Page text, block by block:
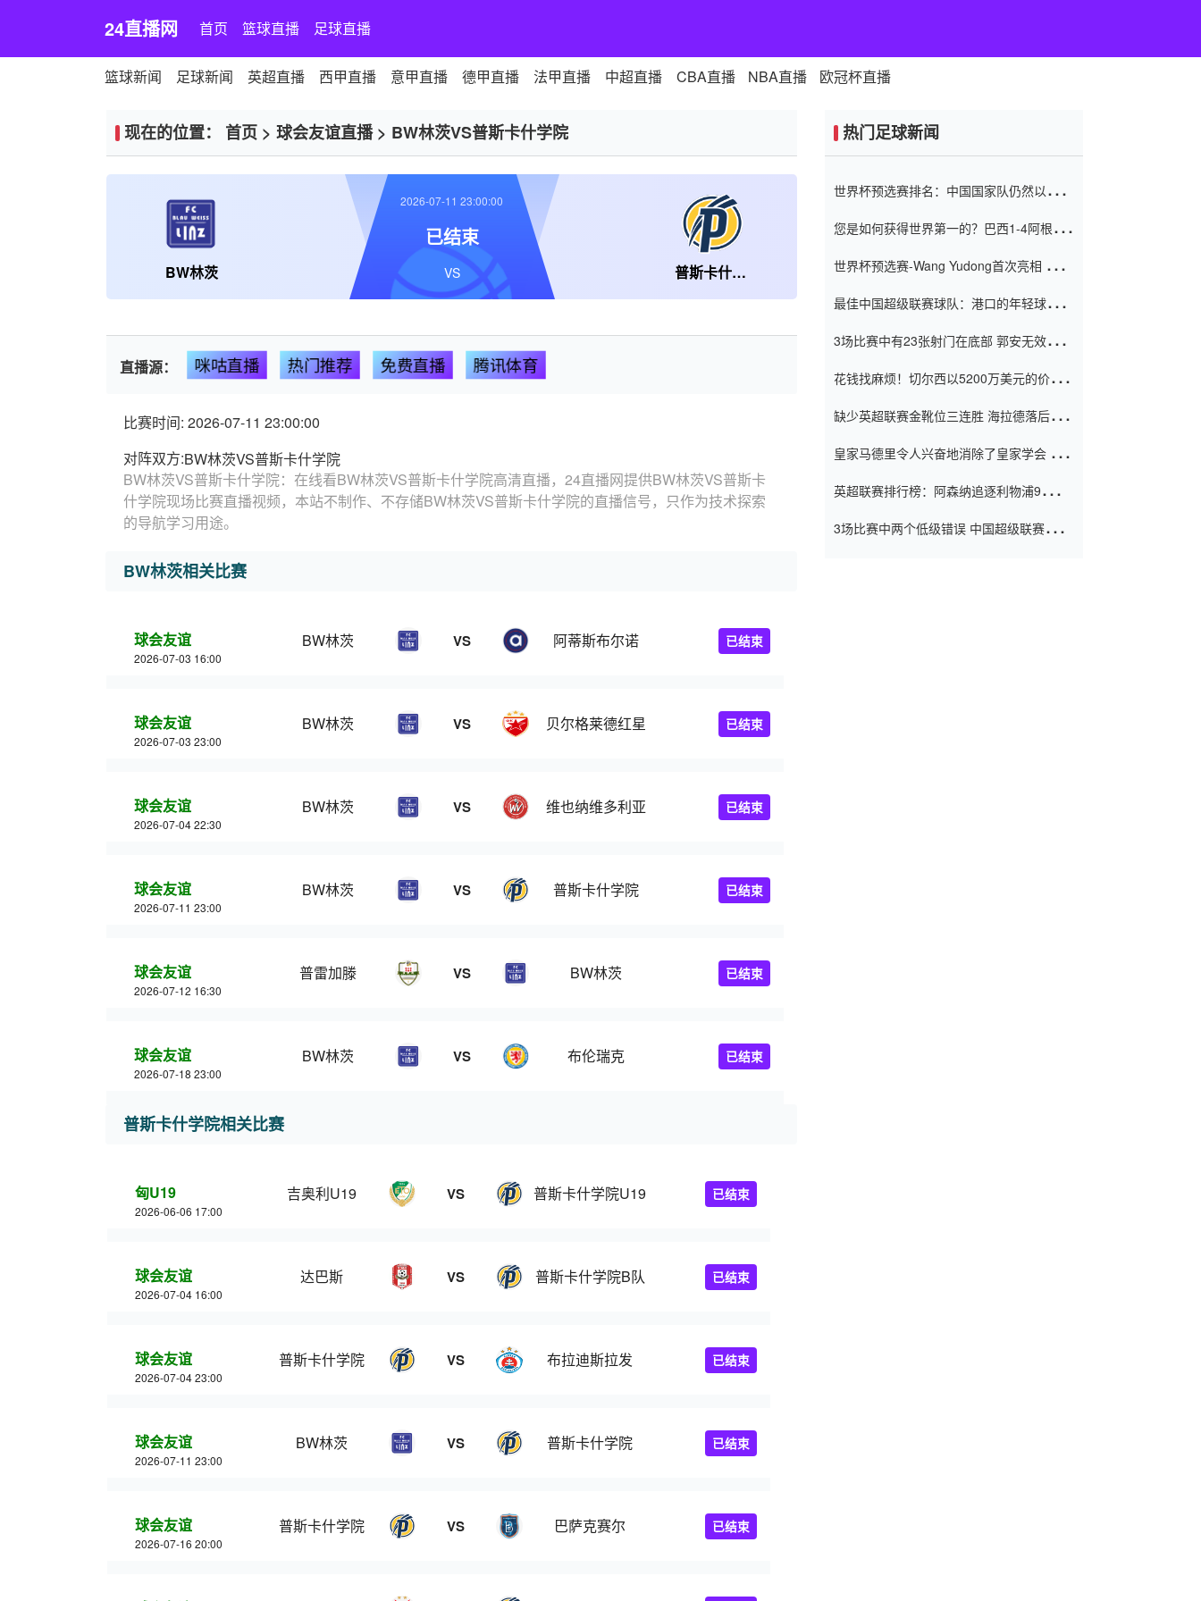
24直播网 首页 篮球直播 足球直播
篮球新闻 足球新闻 英超直播 西甲直播 意甲直播 德甲直播 法甲直播 中超直播 CBA直播 NBA直播 欧冠杯直播
现在的位置： 首页 > 球会友谊直播> BW林茨VS普斯卡什学院
BW林茨 普斯卡什学院
2026-07-11 23:00:00
已结束
VS
直播源： 咪咕直播 热门推荐 免费直播 腾讯体育
比赛时间: 2026-07-11 23:00:00
对阵双方:BW林茨VS普斯卡什学院
BW林茨VS普斯卡什学院：在线看BW林茨VS普斯卡什学院高清直播，24直播网提供BW林茨VS普斯卡
什学院现场比赛直播视频，本站不制作、不存储BW林茨VS普斯卡什学院的直播信号，只作为技术探索
的导航学习用途。
BW林茨相关比赛
球会友谊
2026-07-03 16:00
BW林茨 VS 阿蒂斯布尔诺 已结束
球会友谊
2026-07-03 23:00
BW林茨 VS 贝尔格莱德红星 已结束
球会友谊
2026-07-04 22:30
BW林茨 VS 维也纳维多利亚 已结束
球会友谊
2026-07-11 23:00
BW林茨 VS 普斯卡什学院 已结束
球会友谊
2026-07-12 16:30
普雷加滕 VS BW林茨 已结束
球会友谊
2026-07-18 23:00
BW林茨 VS 布伦瑞克 已结束
普斯卡什学院相关比赛
匈U19
2026-06-06 17:00
吉奥利U19 VS 普斯卡什学院U19 已结束
球会友谊
2026-07-04 16:00
达巴斯 VS 普斯卡什学院B队 已结束
球会友谊
2026-07-04 23:00
普斯卡什学院 VS 布拉迪斯拉发 已结束
球会友谊
2026-07-11 23:00
BW林茨 VS 普斯卡什学院 已结束
球会友谊
2026-07-16 20:00
普斯卡什学院 VS 巴萨克赛尔 已结束
热门足球新闻
世界杯预选赛排名：中国国家队仍然以6分
您是如何获得世界第一的？巴西1-4阿根
世界杯预选赛-Wang Yudong首次亮相 中国
最佳中国超级联赛球队：港口的年轻球员在
（Taishan）
3场比赛中有23张射门在底部 郭安无效传球
花钱找麻烦！切尔西以5200万美元的价格
窗口
缺少英超联赛金靴位三连胜 海拉德落后6球
皇家马德里令人兴奋地消除了皇家学会 安
英超联赛排行榜：阿森纳追逐利物浦9分 曼
3场比赛中两个低级错误 中国超级联赛的前